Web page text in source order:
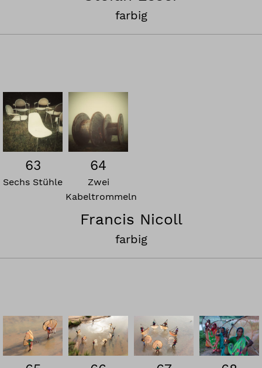
farbig
63
Sechs Stühle
64
Zwei
Kabeltrommeln
Francis Nicoll
farbig